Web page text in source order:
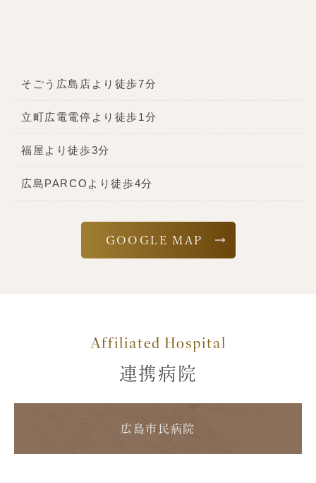
そごう広島店より徒歩7分
立町広電電停より徒歩1分
福屋より徒歩3分
広島PARCOより徒歩4分
GOOGLE MAP
Affiliated Hospital
連携病院
広島市民病院